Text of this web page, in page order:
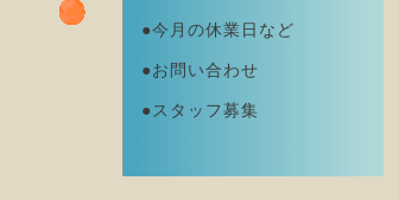
●今月の休業日など
●お問い合わせ
●スタッフ募集